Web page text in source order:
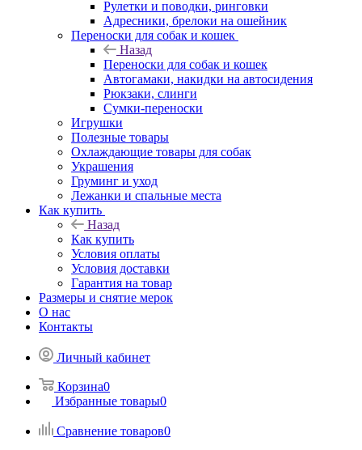
Рулетки и поводки, ринговки
Адресники, брелоки на ошейник
Переноски для собак и кошек
Назад
Переноски для собак и кошек
Автогамаки, накидки на автосидения
Рюкзаки, слинги
Сумки-переноски
Игрушки
Полезные товары
Охлаждающие товары для собак
Украшения
Груминг и уход
Лежанки и спальные места
Как купить
Назад
Как купить
Условия оплаты
Условия доставки
Гарантия на товар
Размеры и снятие мерок
О нас
Контакты
Личный кабинет
Корзина0
Избранные товары0
Сравнение товаров0